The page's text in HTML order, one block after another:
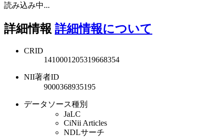
読み込み中...
詳細情報 詳細情報について
CRID
1410001205319668354
NII著者ID
9000368935195
データソース種別
JaLC
CiNii Articles
NDLサーチ